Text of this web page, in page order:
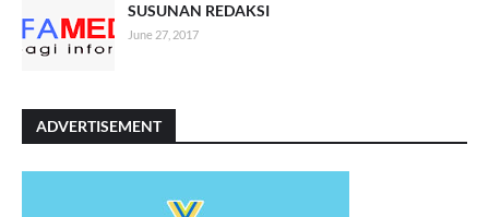
SUSUNAN REDAKSI
June 27, 2017
ADVERTISEMENT